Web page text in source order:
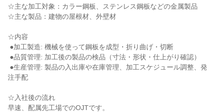
☆主な加工対象：カラー鋼板、ステンレス鋼板などの金属製品
☆主な製品：建物の屋根材、外壁材
☆内容
注手配
☆入社後の流れ
早速、配属先工場でのOJTです。